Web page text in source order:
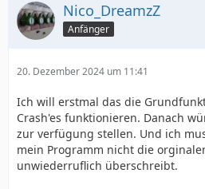
Nico_DreamzZ
Anfänger
20. Dezember 2024 um 11:41
Ich will erstmal das die
Crash'es funktionieren. Danach
zur verfügung stellen. Und ich
mein Programm nicht die
unwiederruflich überschreibt.